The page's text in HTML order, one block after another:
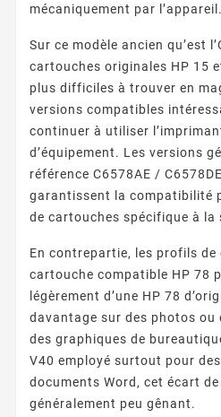
mécaniquement par l’appareil.
Sur ce modèle ancien qu’est
cartouches originales HP 15
plus difficiles à trouver en
versions compatibles
continuer à utiliser
d’équipement. Les versions
référence C6578AE /
garantissent la compatibilité
de cartouches spécifique à la
En contrepartie, les profils de
cartouche compatible HP 78
légèrement d’une HP 78
davantage sur des photos ou
des graphiques de
V40 employé surtout pour
documents Word, cet écart
généralement peu gênant.